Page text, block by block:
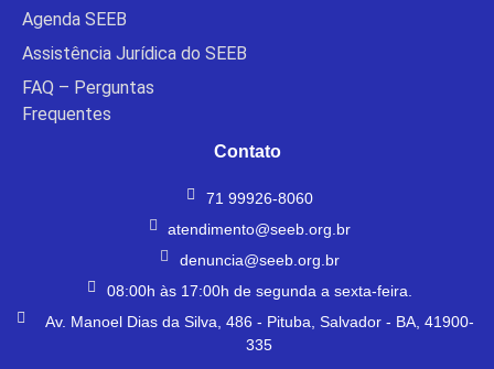
Agenda SEEB
Assistência Jurídica do SEEB
FAQ – Perguntas
Frequentes
Contato
71 99926-8060
atendimento@seeb.org.br
denuncia@seeb.org.br
08:00h às 17:00h de segunda a sexta-feira.
Av. Manoel Dias da Silva, 486 - Pituba, Salvador - BA, 41900-
335